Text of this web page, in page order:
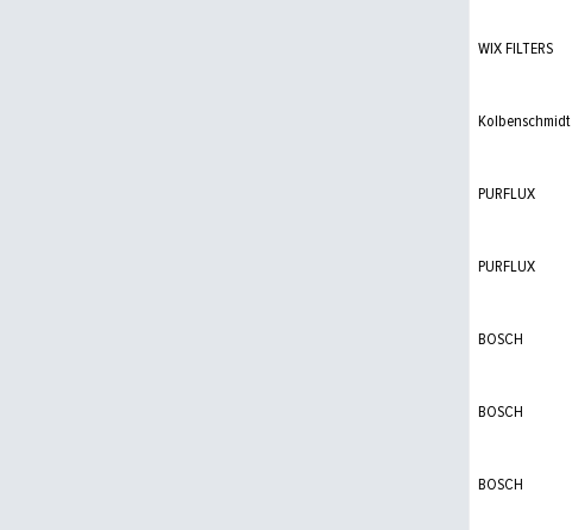
WIX FILTERS
Kolbenschmidt
PURFLUX
PURFLUX
BOSCH
BOSCH
BOSCH